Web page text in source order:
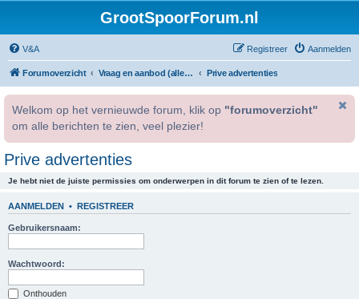
GrootSpoorForum.nl
V&A Aanmelden
Registreer
Forumoverzicht Vraag en aanbod (alleen voor geregistreerde gebruikers). Prive advertenties
Welkom op het vernieuwde forum, klik op "forumoverzicht"
om alle berichten te zien, veel plezier!
Prive advertenties
Je hebt niet de juiste permissies om onderwerpen in dit forum te zien of te lezen.
AANMELDEN • REGISTREER
Gebruikersnaam:
Wachtwoord:
Onthouden